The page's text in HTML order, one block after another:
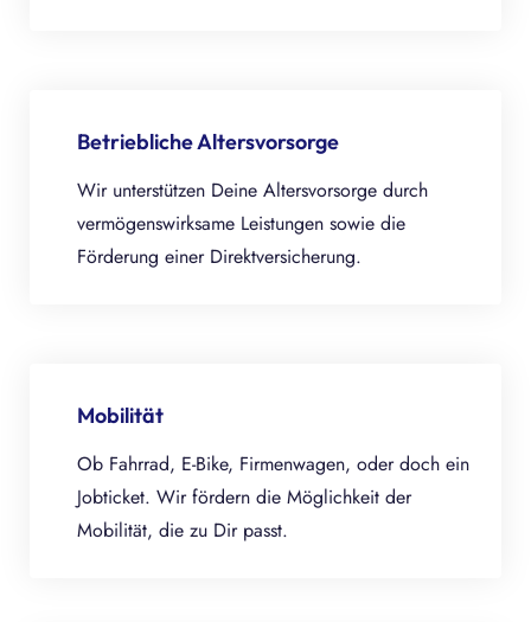
Betriebliche Altersvorsorge
Wir unterstützen Deine Altersvorsorge durch
vermögenswirksame Leistungen sowie die
Förderung einer Direktversicherung.
Mobilität
Ob Fahrrad, E-Bike, Firmenwagen, oder doch ein
Jobticket. Wir fördern die Möglichkeit der
Mobilität, die zu Dir passt.